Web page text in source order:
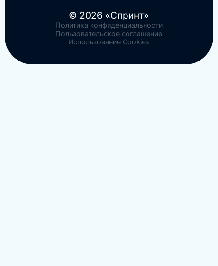
© 2026 «Спринт»
Политика конфиденциальности
Пользовательское соглашение
Использование Cookies